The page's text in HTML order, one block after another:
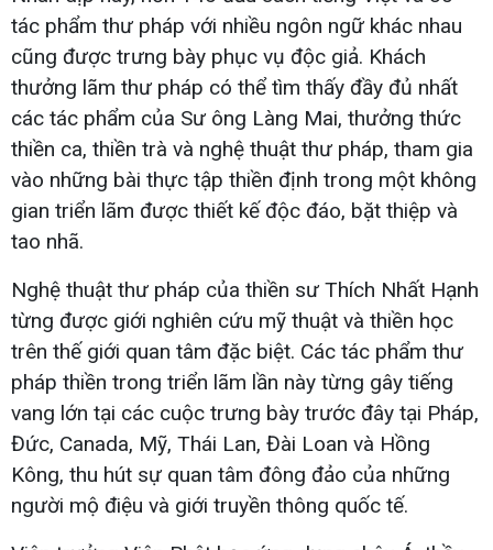
tác phẩm thư pháp với nhiều ngôn ngữ khác nhau
cũng được trưng bày phục vụ độc giả. Khách
thưởng lãm thư pháp có thể tìm thấy đầy đủ nhất
các tác phẩm của Sư ông Làng Mai, thưởng thức
thiền ca, thiền trà và nghệ thuật thư pháp, tham gia
vào những bài thực tập thiền định trong một không
gian triển lãm được thiết kế độc đáo, bặt thiệp và
tao nhã.
Nghệ thuật thư pháp của thiền sư Thích Nhất Hạnh
từng được giới nghiên cứu mỹ thuật và thiền học
trên thế giới quan tâm đặc biệt. Các tác phẩm thư
pháp thiền trong triển lãm lần này từng gây tiếng
vang lớn tại các cuộc trưng bày trước đây tại Pháp,
Đức, Canada, Mỹ, Thái Lan, Đài Loan và Hồng
Kông, thu hút sự quan tâm đông đảo của những
người mộ điệu và giới truyền thông quốc tế.